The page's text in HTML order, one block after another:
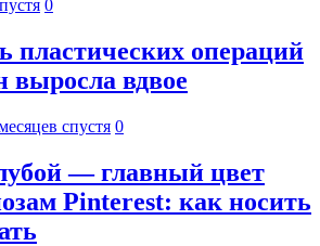
0
пластических операций
выросла вдвое
спустя 0
— главный цвет
Pinterest: как носить